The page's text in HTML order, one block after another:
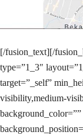
[/fusion_text][/
type=”1_3″
target=”_self”
visibility,medium-